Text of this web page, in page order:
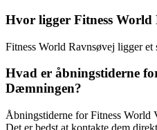
Hvor ligger Fitness World
Fitness World Ravnsøvej ligger et
Hvad er åbningstiderne
Dæmningen?
Åbningstiderne for Fitness World